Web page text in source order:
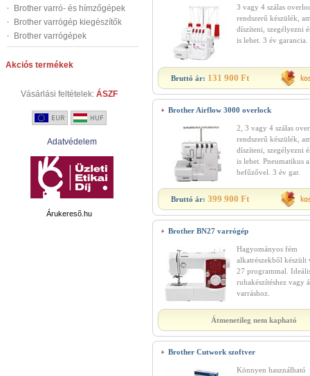
Brother varró- és hímzőgépek
Brother varrógép kiegészítők
Brother varrógépek
Akciós termékek
Vásárlási feltételek: ÁSZF
Adatvédelem
Árukeresõ.hu
3 vagy 4 szálas
rendszerű készülék,
díszíteni, szegélyezni
is lehet. 3 év garancia.
Bruttó ár: 131 900 Ft
Brother Airflow 3000 overlock
2, 3 vagy 4 szálas
rendszerű készülék,
díszíteni, szegélyezni
is lehet. Pneumatikus
befűzővel. 3 év gar.
Bruttó ár: 399 900 Ft
Brother BN27 varrógép
Hagyományos fém
alkatrészekből készült
27 programmal.
ruhakészítéshez vagy
varráshoz.
Átmenetileg nem kapható
Brother Cutwork szoftver
Könnyen használható